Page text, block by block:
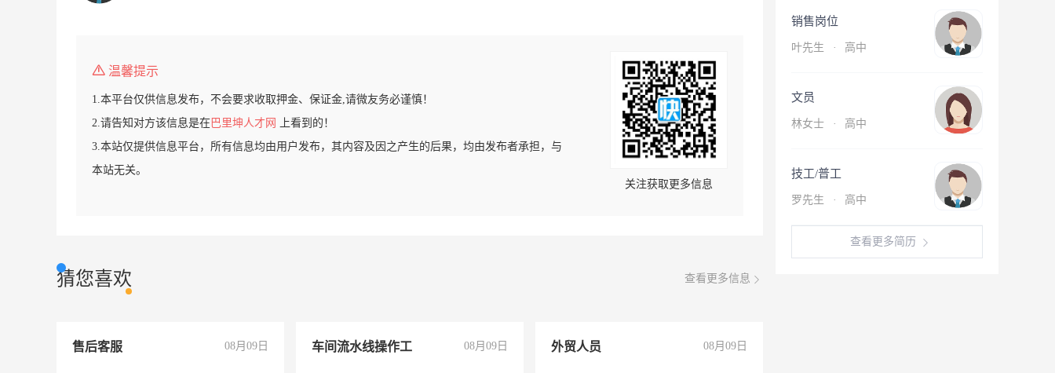
温馨提示
1.本平台仅供信息发布，不会要求收取押金、保证金,请微友务必谨慎！
2.请告知对方该信息是在 巴里坤人才网
上看到的！
3.本站仅提供信息平台，所有信息均由用户发布，其内容及因之产生的后果，均由发布者承担，与
本站无关。
关注获取更多信息
猜您喜欢 查看更多信息
售后客服 08月09日 车间流水线操作工 08月09日 外贸人员 08月09日
销售岗位
叶先生 · 高中
文员
林女士 · 高中
技工/普工
罗先生 · 高中
查看更多简历